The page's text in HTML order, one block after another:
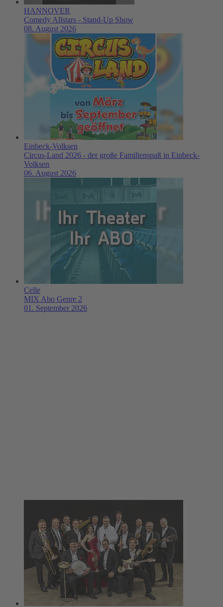
HANNOVER
Comedy Allstars - Stand-Up Show
08. August 2026
Einbeck-Volksen
Circus-Land 2026 - der große Familienspaß in Einbeck-
Volksen
06. August 2026
Celle
MIX Abo Genre 2
01. September 2026